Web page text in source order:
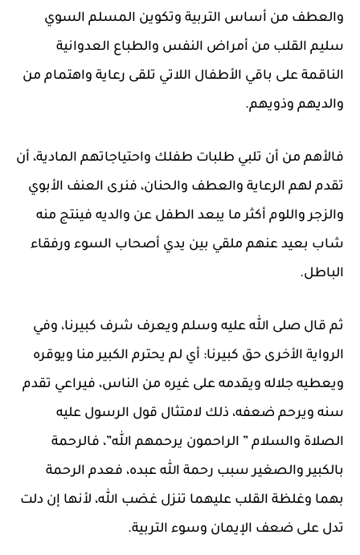
والعطف من أساس التربية وتكوين المسلم السوي
سليم القلب من أمراض النفس والطباع العدوانية
الناقمة على باقي الأطفال اللاتي تلقى رعاية واهتمام من
والديهم وذويهم.
فالأهم من أن تلبي طلبات طفلك واحتياجاتهم المادية، أن
تقدم لهم الرعاية والعطف والحنان، فنرى العنف الأبوي
والزجر واللوم أكثر ما يبعد الطفل عن والديه فينتج منه
شاب بعيد عنهم ملقي بين يدي أصحاب السوء ورفقاء
الباطل.
ثم قال صلى الله عليه وسلم ويعرف شرف كبيرنا، وفي
الرواية الأخرى حق كبيرنا: أي لم يحترم الكبير منا ويوقره
ويعطيه جلاله ويقدمه على غيره من الناس، فيراعي تقدم
سنه ويرحم ضعفه، ذلك لامتثال قول الرسول عليه
الصلاة والسلام ” الراحمون يرحمهم الله”، فالرحمة
بالكبير والصغير سبب رحمة الله عبده، فعدم الرحمة
بهما وغلظة القلب عليهما تنزل غضب الله، لأنها إن دلت
تدل على ضعف الإيمان وسوء التربية.